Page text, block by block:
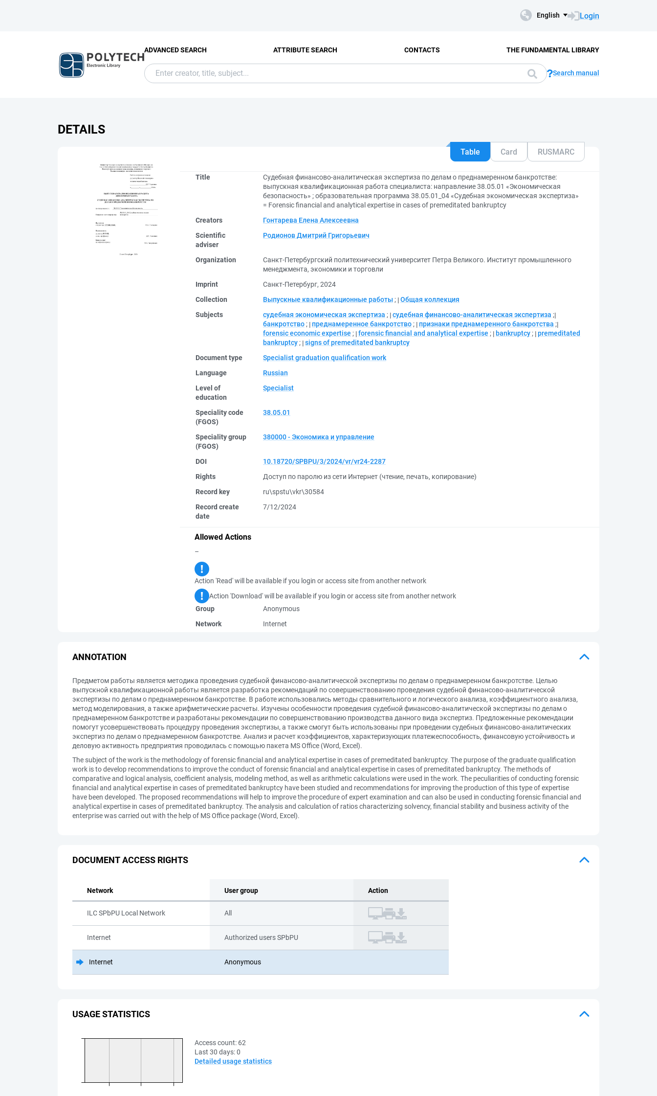
English Login
ADVANCED SEARCH ATTRIBUTE SEARCH CONTACTS THE FUNDAMENTAL LIBRARY
Search manual
DETAILS
Table Card RUSMARC
Title
Судебная финансово-аналитическая экспертиза по делам о преднамеренном банкротстве:
выпускная квалификационная работа специалиста: направление 38.05.01 «Экономическая
безопасность» ; образовательная программа 38.05.01_04 «Судебная экономическая экспертиза»
= Forensic financial and analytical expertise in cases of premeditated bankruptcy
Creators
Гонтарева Елена Алексеевна
Scientific
adviser
Родионов Дмитрий Григорьевич
Organization
Санкт-Петербургский политехнический университет Петра Великого. Институт промышленного
менеджмента, экономики и торговли
Imprint
Санкт-Петербург, 2024
Collection
Выпускные квалификационные работы ; Общая коллекция
Subjects
судебная экономическая экспертиза ; судебная финансово-аналитическая экспертиза ;
банкротство ; преднамеренное банкротство ; признаки преднамеренного банкротства ;
forensic economic expertise ; forensic financial and analytical expertise ; bankruptcy ; premeditated
bankruptcy ; signs of premeditated bankruptcy
Document type
Specialist graduation qualification work
Language
Russian
Level of
education
Specialist
Speciality code
(FGOS)
38.05.01
Speciality group
(FGOS)
380000 - Экономика и управление
DOI
10.18720/SPBPU/3/2024/vr/vr24-2287
Rights
Доступ по паролю из сети Интернет (чтение, печать, копирование)
Record key
ru\spstu\vkr\30584
Record create
date
7/12/2024
Allowed Actions
–
Action 'Read' will be available if you login or access site from another network
Action 'Download' will be available if you login or access site from another network
Group
Anonymous
Network
Internet
ANNOTATION
Предметом работы является методика проведения судебной финансово-аналитической экспертизы по делам о преднамеренном банкротстве. Целью
выпускной квалификационной работы является разработка рекомендаций по совершенствованию проведения судебной финансово-аналитической
экспертизы по делам о преднамеренном банкротстве. В работе использовались методы сравнительного и логического анализа, коэффициентного анализа,
метод моделирования, а также арифметические расчеты. Изучены особенности проведения судебной финансово-аналитической экспертизы по делам о
преднамеренном банкротстве и разработаны рекомендации по совершенствованию производства данного вида экспертиз. Предложенные рекомендации
помогут усовершенствовать процедуру проведения экспертизы, а также смогут быть использованы при проведении судебных финансово-аналитических
экспертиз по делам о преднамеренном банкротстве. Анализ и расчет коэффициентов, характеризующих платежеспособность, финансовую устойчивость и
деловую активность предприятия проводилась с помощью пакета MS Office (Word, Excel).
The subject of the work is the methodology of forensic financial and analytical expertise in cases of premeditated bankruptcy. The purpose of the graduate qualification
work is to develop recommendations to improve the conduct of forensic financial and analytical expertise in cases of premeditated bankruptcy. The methods of
comparative and logical analysis, coefficient analysis, modeling method, as well as arithmetic calculations were used in the work. The peculiarities of conducting forensic
financial and analytical expertise in cases of premeditated bankruptcy have been studied and recommendations for improving the production of this type of expertise
have been developed. The proposed recommendations will help to improve the procedure of expert examination and can also be used in conducting forensic financial and
analytical expertise in cases of premeditated bankruptcy. The analysis and calculation of ratios characterizing solvency, financial stability and business activity of the
enterprise was carried out with the help of MS Office package (Word, Excel).
DOCUMENT ACCESS RIGHTS
Network User group Action
ILC SPbPU Local Network All
Internet Authorized users SPbPU
Internet Anonymous
USAGE STATISTICS
Access count: 62
Last 30 days:0
Detailed usage statistics